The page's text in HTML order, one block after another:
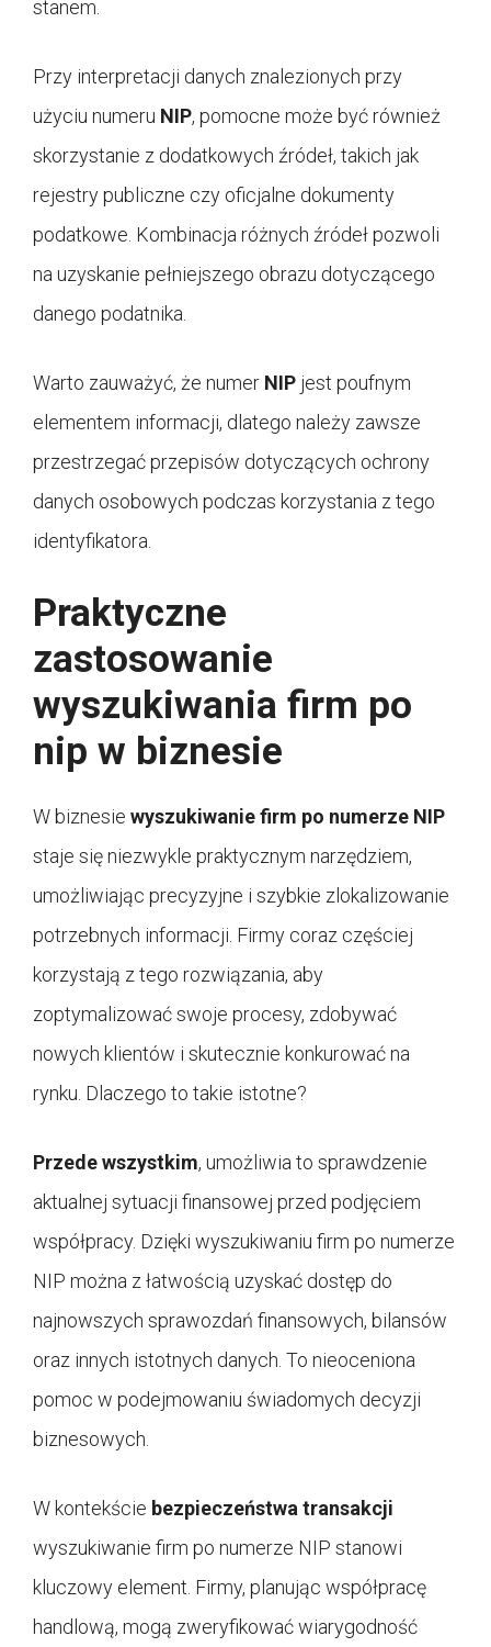
stanem.
Przy interpretacji danych znalezionych przy
użyciu numeru NIP, pomocne może być również
skorzystanie z dodatkowych źródeł, takich jak
rejestry publiczne czy oficjalne dokumenty
podatkowe. Kombinacja różnych źródeł pozwoli
na uzyskanie pełniejszego obrazu dotyczącego
danego podatnika.
Warto zauważyć, że numer NIP jest poufnym
elementem informacji, dlatego należy zawsze
przestrzegać przepisów dotyczących ochrony
danych osobowych podczas korzystania z tego
identyfikatora.
Praktyczne
zastosowanie
wyszukiwania firm po
nip w biznesie
W biznesie wyszukiwanie firm po numerze NIP
staje się niezwykle praktycznym narzędziem,
umożliwiając precyzyjne i szybkie zlokalizowanie
potrzebnych informacji. Firmy coraz częściej
korzystają z tego rozwiązania, aby
zoptymalizować swoje procesy, zdobywać
nowych klientów i skutecznie konkurować na
rynku. Dlaczego to takie istotne?
Przede wszystkim, umożliwia to sprawdzenie
aktualnej sytuacji finansowej przed podjęciem
współpracy. Dzięki wyszukiwaniu firm po numerze
NIP można z łatwością uzyskać dostęp do
najnowszych sprawozdań finansowych, bilansów
oraz innych istotnych danych. To nieoceniona
pomoc w podejmowaniu świadomych decyzji
biznesowych.
W kontekście bezpieczeństwa transakcji
wyszukiwanie firm po numerze NIP stanowi
kluczowy element. Firmy, planując współpracę
handlową, mogą zweryfikować wiarygodność